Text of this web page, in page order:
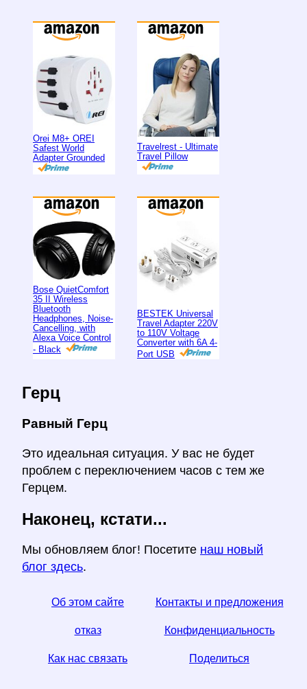
Orei M8+ OREI
Safest World
Adapter Grounded
Travelrest - Ultimate
Travel Pillow
Bose QuietComfort
35 II Wireless
Bluetooth
Headphones, Noise-
Cancelling, with
Alexa Voice Control
- Black
BESTEK Universal
Travel Adapter 220V
to 110V Voltage
Converter with 6A 4-
Port USB
Герц
Равный Герц
Это идеальная ситуация. У вас не будет
проблем с переключением часов с тем же
Герцем.
Наконец, кстати...
Мы обновляем блог! Посетите наш новый
блог здесь.
Об этом сайте Контакты и предложения
отказ Конфиденциальность
Как нас связать Поделиться